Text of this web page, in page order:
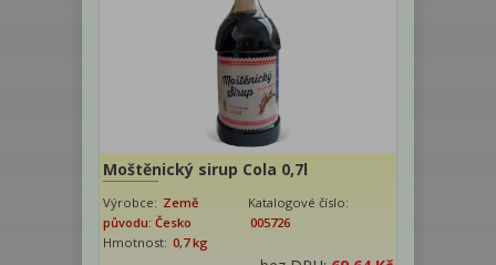
Moštěnický sirup Cola 0,7l
Výrobce: Země
původu: Česko
Katalogové číslo:
005726
Hmotnost: 0,7 kg